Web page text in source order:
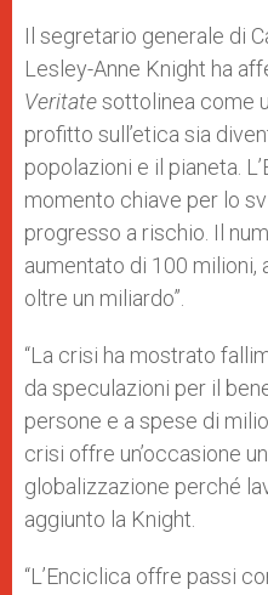
Il segretario generale di
Lesley-Anne Knight ha
Veritatesottolinea come
profitto sull’etica sia
popolazioni e il pianeta.
momento chiave per lo
progresso a rischio. Il
aumentato di 100 milioni,
oltre un miliardo”.
“La crisi ha mostrato
da speculazioni per il
persone e a spese di
crisi offre un’occasione
globalizzazione perché
aggiunto la Knight.
“L’Enciclica offre passi